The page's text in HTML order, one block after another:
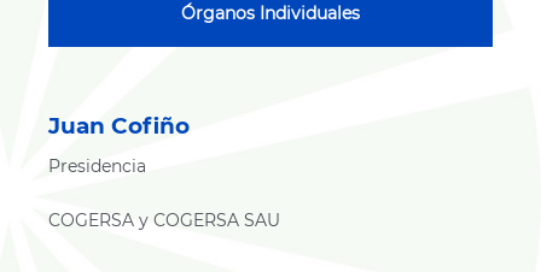
Órganos Individuales
Juan Cofiño
Presidencia
COGERSA y COGERSA SAU